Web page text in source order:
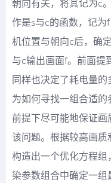
朝向有关，将其记为c
作是s与c的函数，记为
机位置与朝向c后，确
与c输出画面f。前面提
同样也决定了耗电量
为如何寻找一组合适
前提下尽可能地保证
该问题。根据较高画
构造出一个优化方程
染参数组合中确定一